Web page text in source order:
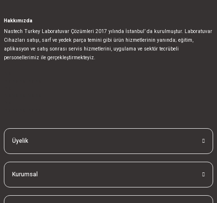
Hakkımızda
Nastech Turkey Laboratuvar Çözümleri 2017 yılında İstanbul’ da kurulmuştur. Laboratuvar
Cihazları satışı, sarf ve yedek parça temini gibi ürün hizmetlerinin yanında; eğitim,
aplikasyon ve satış sonrası servis hizmetlerini, uygulama ve sektör tecrübeli
personellerimiz ile gerçekleştirmekteyiz.
Üyelik
Kurumsal